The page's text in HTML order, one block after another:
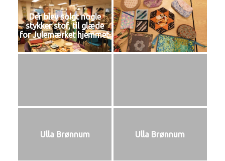
Der blev solgt nogle
stykker stof, til glæde
for Julemærket hjemmet.
Ulla Brønnum Ulla Brønnum